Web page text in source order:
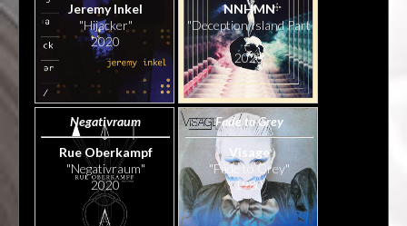
Jeremy Inkel
"Hijacker"
2020
NNHMN
"Deception Island Part
2"
2020
Negativraum
Rue Oberkampf
"Negativraum"
2020
Fade to Grey
Visage
"Fade to Grey"
1980